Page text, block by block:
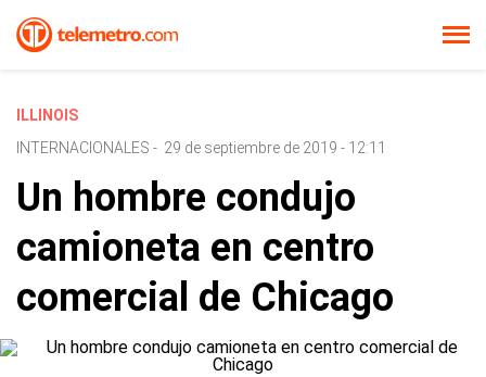
ILLINOIS
INTERNACIONALES - 29 de septiembre de 2019 - 12:11
Un hombre condujo
camioneta en centro
comercial de Chicago